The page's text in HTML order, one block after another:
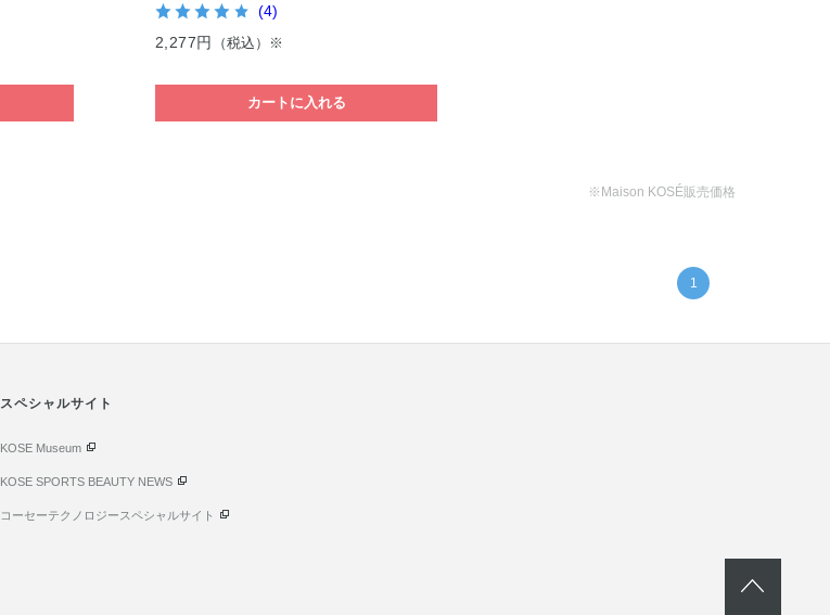
(4)
2,277円
（税込）※
カートに入れる
※Maison KOSÉ販売価格
1
スペシャルサイト
KOSE Museum
KOSE SPORTS BEAUTY NEWS
コーセーテクノロジースペシャルサイト